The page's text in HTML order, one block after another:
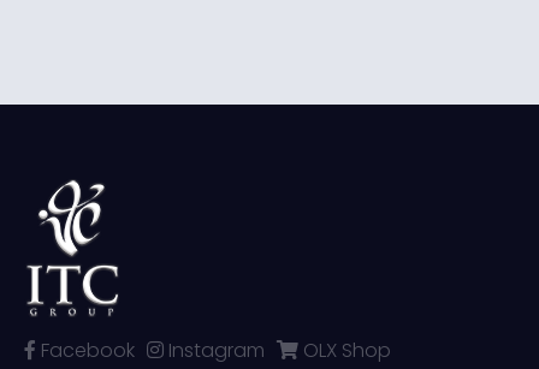
Facebook Instagram
OLX Shop